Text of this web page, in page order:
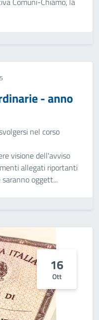
- anno
nel corso
visione dell'avviso
allegati riportanti
oggett...
16
Ott